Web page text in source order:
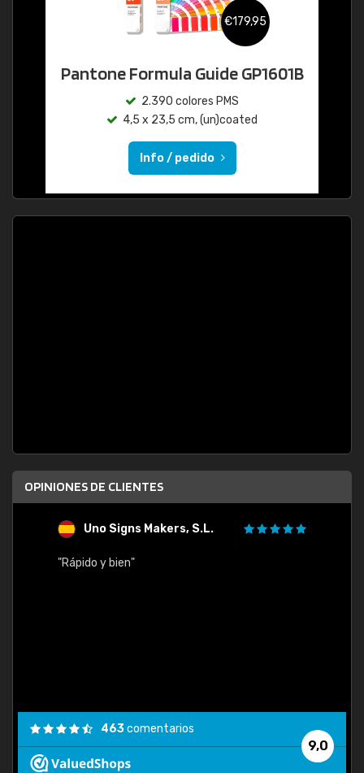
€179,95
Pantone Formula Guide GP1601B
2.390 colores PMS
4,5 x 23,5 cm, (un)coated
Info / pedido
OPINIONES DE CLIENTES
Uno Signs Makers, S.L.
"Rápido y bien"
9,0
463comentarios